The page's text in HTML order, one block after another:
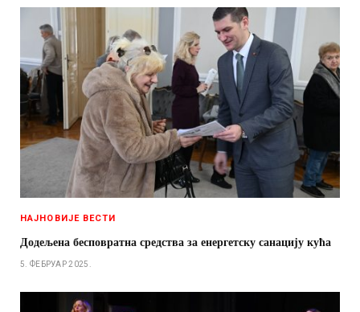
НАЈНОВИЈЕ ВЕСТИ
Додељена бесповратна средства за енергетску санацију кућа
5. ФЕБРУАР 2025.